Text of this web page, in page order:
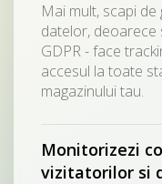
Mai mult, scapi
datelor, deoarece
GDPR - face
accesul la toate
magazinului tau.
Monitorizezi
vizitatorilor si